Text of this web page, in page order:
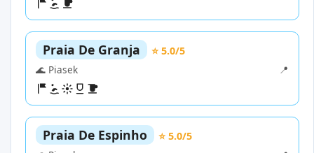
Praia De Granja
⭐ 5.0/5
🌊 Piasek
📍
Praia De Espinho
⭐ 5.0/5